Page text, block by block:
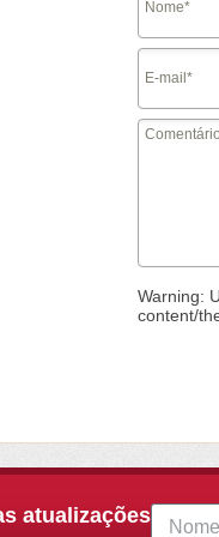
Warning:
content/
atualizações